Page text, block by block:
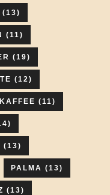
(13)
(11)
(19)
(12)
KAFFEE (11)
(13)
PALMA (13)
(13)